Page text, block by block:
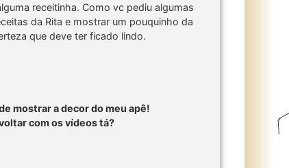
receitinha. Como vc pediu algumas
da Rita e mostrar um pouquinho da
que deve ter ficado lindo.
mostrar a decor do meu apê!
com os vídeos tá?